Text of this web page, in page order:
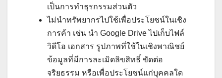
เป็นการทำธุรกรรมส่วนตัว
ไม่นำทรัพยากรไปใช้เพื่อประโยชน์ในเชิง
การค้า เช่น นำ Google Drive ไปเก็บไฟล์
วิดีโอ เอกสาร รูปภาพที่ใช้ในเชิงพาณิชย์
ข้อมูลที่มีการละเมิดลิขสิทธิ์ ขัดต่อ
จริยธรรม หรือเพื่อประโยชน์แก่บุคคลใด